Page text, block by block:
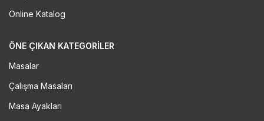
Online Katalog
ÖNE ÇIKAN KATEGORILER
Masalar
Çalışma Masaları
Masa Ayakları